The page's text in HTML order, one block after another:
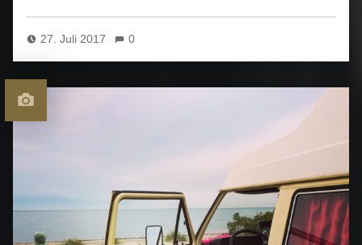
27. Juli 2017 0